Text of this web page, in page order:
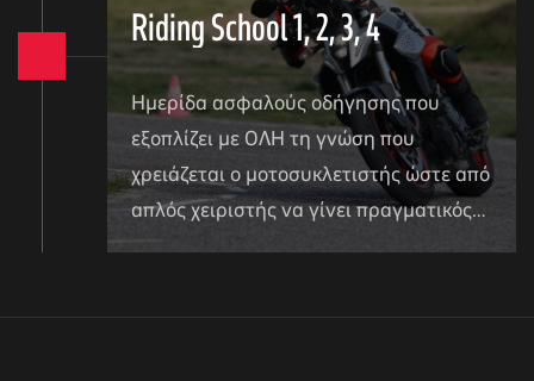
Riding School 1, 2, 3, 4
Ημερίδα ασφαλούς οδήγησης που
εξοπλίζει με ΟΛΗ τη γνώση που
χρειάζεται ο μοτοσυκλετιστής ώστε από
απλός χειριστής να γίνει πραγματικός…